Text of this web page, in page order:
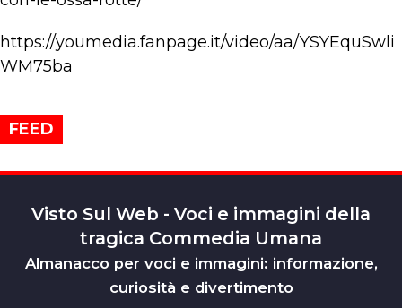
https://youmedia.fanpage.it/video/aa/YSYEquSwli
WM75ba
FEED
Visto Sul Web - Voci e immagini della
tragica Commedia Umana
Almanacco per voci e immagini: informazione,
curiosità e divertimento